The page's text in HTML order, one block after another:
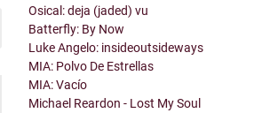
Osical: deja (jaded) vu
Batterfly: By Now
Luke Angelo: insideoutsideways
MIA: Polvo De Estrellas
MIA: Vacío
Michael Reardon - Lost My Soul